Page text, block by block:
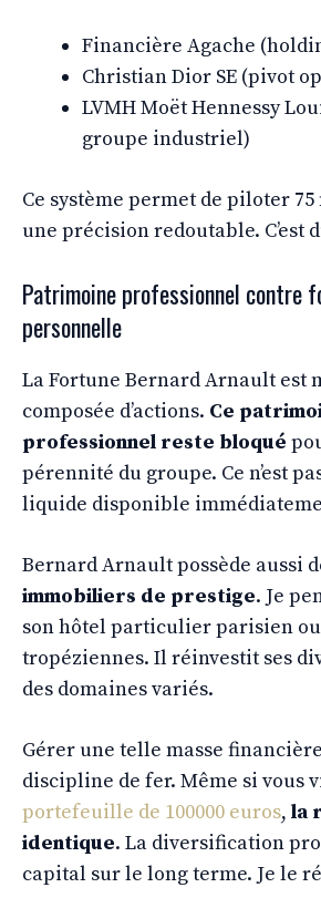
Financière Agache
Christian Dior SE (pivot
LVMH Moët Hennessy
groupe industriel)
Ce système permet de piloter
une précision redoutable. C’est
Patrimoine professionnel contre
personnelle
La Fortune Bernard Arnault est
composée d’actions. Ce
professionnel reste bloqué
pérennité du groupe. Ce n’est
liquide disponible
Bernard Arnault possède aussi
immobiliers de prestige. Je
son hôtel particulier parisien
tropéziennes. Il réinvestit ses
des domaines variés.
Gérer une telle masse
discipline de fer. Même si vous
portefeuille de 100000 euros, la
identique. La diversification
capital sur le long terme. Je le